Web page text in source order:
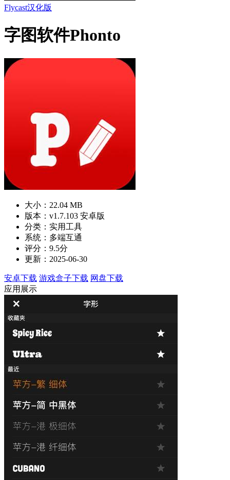
Flycast汉化版
字图软件Phonto
大小：22.04 MB
版本：v1.7.103 安卓版
分类：实用工具
系统：多端互通
评分：9.5分
更新：2025-06-30
安卓下载 游戏盒子下载 网盘下载
应用展示